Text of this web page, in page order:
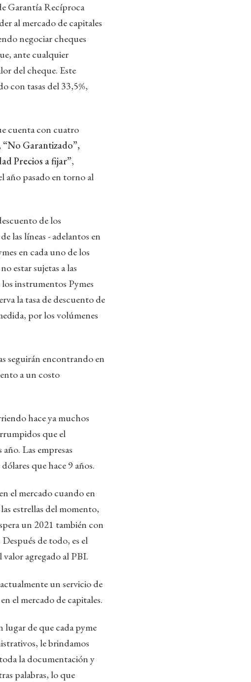
Garantía Recíproca
al mercado de capitales
negociar cheques
ante cualquier
del cheque. Este
con tasas del 33,5%,
cuenta con cuatro
Garantizado”,
Precios a fijar”,
año pasado en torno al
de los
las líneas - adelantos en
en cada uno de los
estar sujetas a las
instrumentos Pymes
la tasa de descuento de
por los volúmenes
seguirán encontrando en
a un costo
hace ya muchos
que el
Las empresas
que hace 9 años.
el mercado cuando en
estrellas del momento,
un 2021 también con
de todo, es el
agregado al PBI.
un servicio de
el mercado de capitales.
lugar de que cada pyme
le brindamos
la documentación y
palabras, lo que